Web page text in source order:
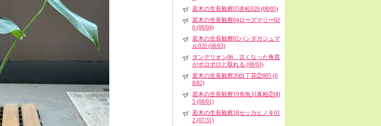
若木の生長観察05赤松020 (08/05)
若木の生長観察04ローズマリー02
0 (08/04)
若木の生長観察02パンダガジュマ
ル020 (08/03)
ダンデリオン06 古くなった角質
がボロボロと取れる (08/03)
若木の生長観察20白丁花②005 (0
8/02)
若木の生長観察19糸魚川真柏②00
5 (08/01)
若木の生長観察18セッカヒノキ01
2 (07/31)